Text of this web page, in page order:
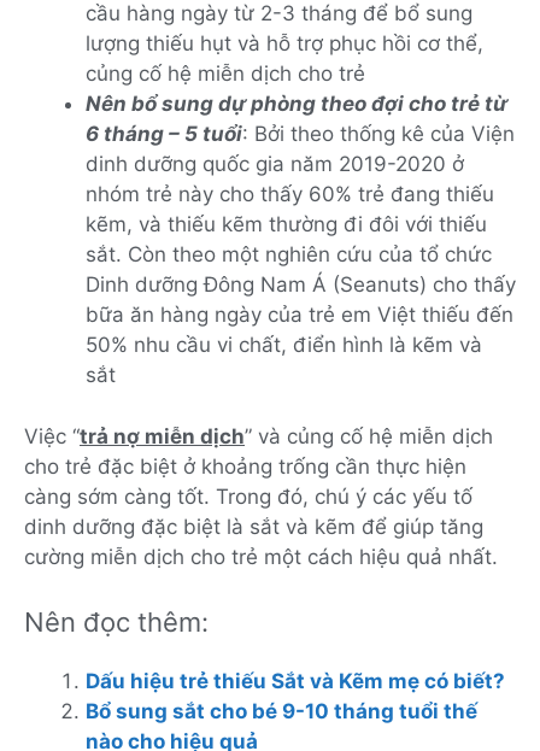
cầu hàng ngày từ 2-3 tháng để bổ sung
lượng thiếu hụt và hỗ trợ phục hồi cơ thể,
củng cố hệ miễn dịch cho trẻ
Nên bổ sung dự phòng theo đợi cho trẻ từ
6 tháng – 5 tuổi: Bởi theo thống kê của Viện
dinh dưỡng quốc gia năm 2019-2020 ở
nhóm trẻ này cho thấy 60% trẻ đang thiếu
kẽm, và thiếu kẽm thường đi đôi với thiếu
sắt. Còn theo một nghiên cứu của tổ chức
Dinh dưỡng Đông Nam Á (Seanuts) cho thấy
bữa ăn hàng ngày của trẻ em Việt thiếu đến
50% nhu cầu vi chất, điển hình là kẽm và
sắt
Việc “trả nợ miễn dịch” và củng cố hệ miễn dịch
cho trẻ đặc biệt ở khoảng trống cần thực hiện
càng sớm càng tốt. Trong đó, chú ý các yếu tố
dinh dưỡng đặc biệt là sắt và kẽm để giúp tăng
cường miễn dịch cho trẻ một cách hiệu quả nhất.
Nên đọc thêm:
Dấu hiệu trẻ thiếu Sắt và Kẽm mẹ có biết?
Bổ sung sắt cho bé 9-10 tháng tuổi thế
nào cho hiệu quả